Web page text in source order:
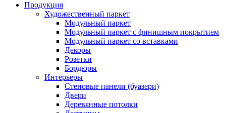
Продукция
Художественный паркет
Модульный паркет
Модульный паркет с финишным покрытием
Модульный паркет со вставками
Декоры
Розетки
Бордюры
Интерьеры
Стеновые панели (буазери)
Двери
Деревянные потолки